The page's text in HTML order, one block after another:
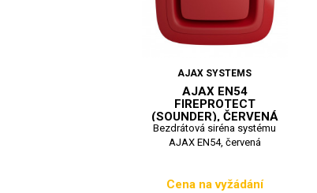
AJAX SYSTEMS
AJAX EN54
FIREPROTECT
(SOUNDER), ČERVENÁ
Bezdrátová siréna systému
AJAX EN54, červená
Cena
Cena na vyžádání